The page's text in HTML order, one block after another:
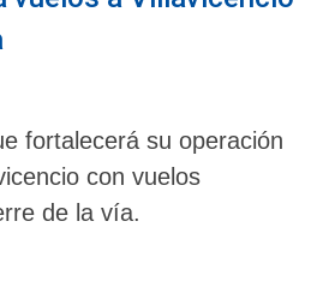
fortalecerá su operación
con vuelos
de la vía.